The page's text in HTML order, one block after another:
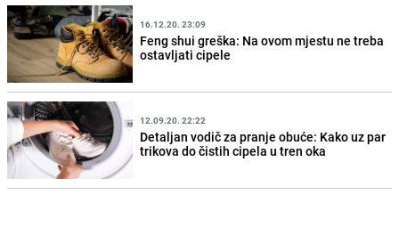
16.12.20. 23:09
Feng shui greška: Na ovom mjestu ne treba
ostavljati cipele
12.09.20. 22:22
Detaljan vodič za pranje obuće: Kako uz par
trikova do čistih cipela u tren oka